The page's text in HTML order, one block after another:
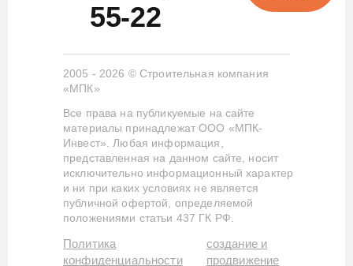
55-22
2005 - 2026 © Строительная компания
«МПК»
Все права на публикуемые на сайте
материалы принадлежат ООО «МПК-
Инвест». Любая информация,
представленная на данном сайте, носит
исключительно информационный характер
и ни при каких условиях не является
публичной офертой, определяемой
положениями статьи 437 ГК РФ.
Политика
конфиденциальности
создание и
продвижение